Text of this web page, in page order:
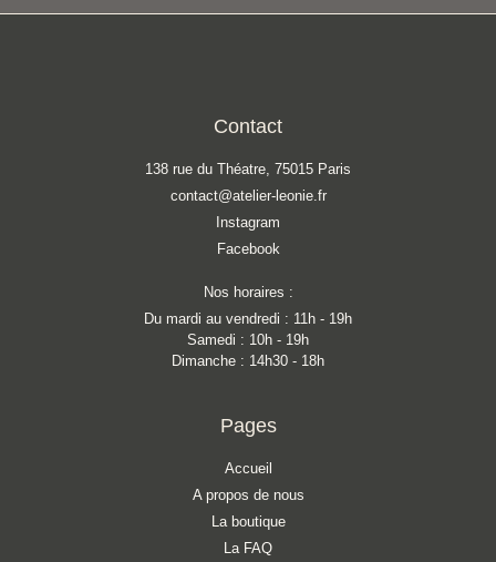
Contact
138 rue du Théatre, 75015 Paris
contact@atelier-leonie.fr
Instagram
Facebook
Nos horaires :
Du mardi au vendredi : 11h - 19h
Samedi : 10h - 19h
Dimanche : 14h30 - 18h
Pages
Accueil
A propos de nous
La boutique
La FAQ